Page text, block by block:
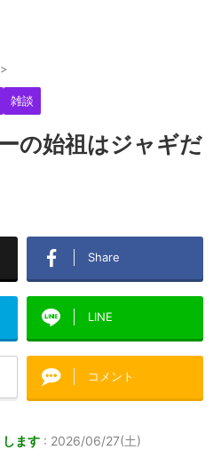
>
雑談
の始祖はジャギだ
Share
LINE
コメント
ます : 2026/06/27(土)